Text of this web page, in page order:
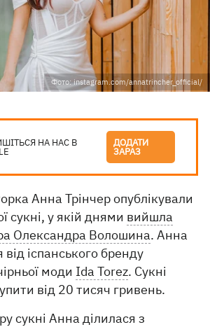
Фото: instagram.com/annatrincher_official/
НА НАС В ДОДАТИ
ЗАРАЗ
Анна Трінчер опублікували
сукні, у якій днями вийшла
Олександра Волошина. Анна
іспанського бренду
моди Ida Torez. Сукні
від 20 тисяч гривень.
сукні Анна ділилася з